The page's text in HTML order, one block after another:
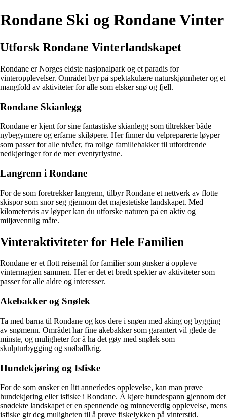
Rondane Ski og Rondane Vinter
Utforsk Rondane Vinterlandskapet
Rondane er Norges eldste nasjonalpark og et paradis for
vinteropplevelser. Området byr på spektakulære naturskjønnheter og et
mangfold av aktiviteter for alle som elsker snø og fjell.
Rondane Skianlegg
Rondane er kjent for sine fantastiske skianlegg som tiltrekker både
nybegynnere og erfarne skiløpere. Her finner du velpreparerte løyper
som passer for alle nivåer, fra rolige familiebakker til utfordrende
nedkjøringer for de mer eventyrlystne.
Langrenn i Rondane
For de som foretrekker langrenn, tilbyr Rondane et nettverk av flotte
skispor som snor seg gjennom det majestetiske landskapet. Med
kilometervis av løyper kan du utforske naturen på en aktiv og
miljøvennlig måte.
Vinteraktiviteter for Hele Familien
Rondane er et flott reisemål for familier som ønsker å oppleve
vintermagien sammen. Her er det et bredt spekter av aktiviteter som
passer for alle aldre og interesser.
Akebakker og Snølek
Ta med barna til Rondane og kos dere i snøen med aking og bygging
av snømenn. Området har fine akebakker som garantert vil glede de
minste, og muligheter for å ha det gøy med snølek som
skulpturbygging og snøballkrig.
Hundekjøring og Isfiske
For de som ønsker en litt annerledes opplevelse, kan man prøve
hundekjøring eller isfiske i Rondane. Å kjøre hundespann gjennom det
snødekte landskapet er en spennende og minneverdig opplevelse, mens
isfiske gir deg muligheten til å prøve fiskelykken på vinterstid.